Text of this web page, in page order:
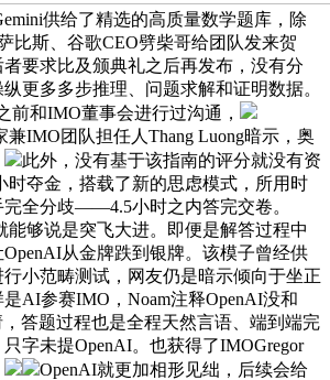
供给了精选的高质量数学题库，除
比斯、谷歌CEO劈柴哥给团队发来贺
要求比及颁典礼之后再发布，没有分
更多多步推理、问题求解和证明数据。
前和IMO董事会进行过沟通，
兼IMO团队担任人Thang Luong暗示，奥
此外，没有基于该指南的评分就没有资
时夺金，搭载了新的思虑模式，所用时
全分歧——4.5小时之内答完交卷。
能够说是突飞大进。即便是解答过程中
从金牌跌到银牌。该模子曾经供
小范畴测试，网友仍是暗示倾向于坐正
AI参赛IMO，Noam注释OpenAI没和
答题过程也是全程天然言语、端到端完
字未提OpenAI。也获得了IMOGregor
OpenAI就更加相形见绌，后续会给